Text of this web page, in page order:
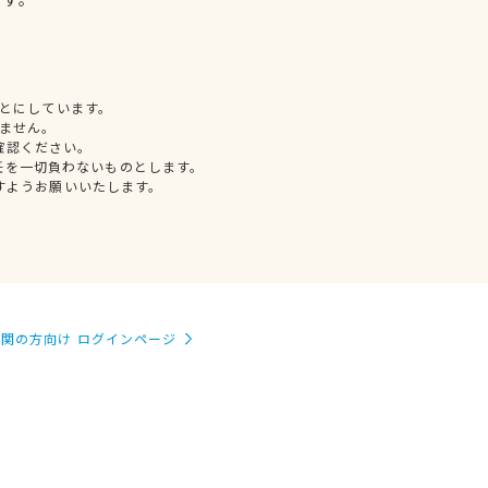
しています。
せん。
ください。
一切負わないものとします。
うお願いいたします。
の方向け ログインページ